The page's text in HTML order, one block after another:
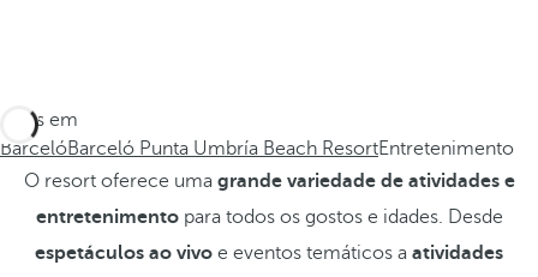
Estes em
BarcelóBarceló Punta Umbría Beach ResortEntretenimento
O resort oferece uma grande variedade de atividades e
entretenimentopara todos os gostos e idades. Desde
espetáculos ao vivo e eventos temáticos a atividades